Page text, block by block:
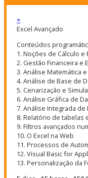
×
Excel Avançado
Conteúdos
1. Noções de Cálculo e
2. Gestão Financeira e
3. Análise Matemática
4. Análise de Base de
5. Cenarização e
6. Análise Gráfica de
7. Análise Integrada de
8. Relatório de tabelas
9. Filtros avançados
10. O Excel na Web
11. Processos de
12. Visual Basic for
13. Personalização da